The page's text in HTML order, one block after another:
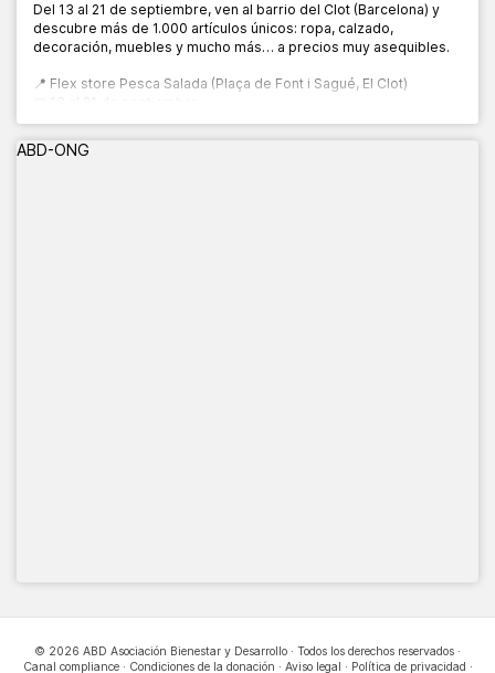
Del 13 al 21 de septiembre, ven al barrio del Clot (Barcelona) y
descubre más de 1.000 artículos únicos: ropa, calzado,
decoración, muebles y mucho más… a precios muy asequibles.
📍 Flex store Pesca Salada (Plaça de Font i Sagué, El Clot)
🕙 10:00 a 20:00 h
ABD-ONG
© 2026 ABD Asociación Bienestar y Desarrollo · Todos los derechos reservados ·
Canal compliance· Condiciones de la donación · Aviso legal · Política de privacidad ·